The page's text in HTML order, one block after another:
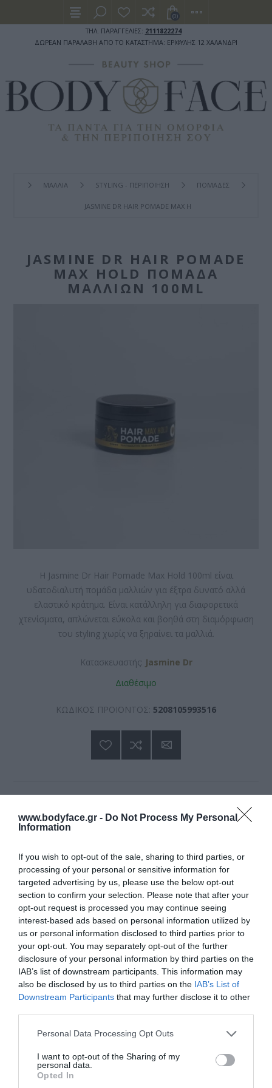
www.bodyface.gr - Do Not Process My Personal
Information
If you wish to opt-out of the sale, sharing to third parties, or
processing of your personal or sensitive information for
targeted advertising by us, please use the below opt-out
section to confirm your selection. Please note that after your
opt-out request is processed you may continue seeing
interest-based ads based on personal information utilized by
us or personal information disclosed to third parties prior to
your opt-out. You may separately opt-out of the further
disclosure of your personal information by third parties on the
IAB’s list of downstream participants. This information may
also be disclosed by us to third parties on the IAB’s List of
Downstream Participants that may further disclose it to other
Please note that this website/app uses one or more Google
not limited to your visit or usage behaviour. You may click to
grant or deny consent to Google and its third-party tags to
use your data for below specified purposes in below Google
Personal Data Processing Opt Outs
I want to opt-out of the Sharing of my
personal data.
Opted In
ΤΗΛ. ΠΑΡΑΓΓΕΛΙΕΣ: 2111822274
ΔΩΡΕΑΝ ΠΑΡΑΛΑΒΗ ΑΠΟ ΤΟ ΚΑΤΑΣΤΗΜΑ: ΕΡΙΦΥΛΗΣ 12 ΧΑΛΑΝΔΡΙ
(0)
ΜΑΛΛΙΑ STYLING - ΠΕΡΙΠΟΙΗΣΗ ΠΟΜΑΔΕΣ
JASMINE DR HAIR POMADE MAX HOLD ΠΟΜΆΔΑ ΜΑΛΛΙΏΝ
JASMINE DR HAIR POMADE
MAX HOLD ΠΟΜΆΔΑ
ΜΑΛΛΙΏΝ 100ML
Η Jasmine Dr Hair Pomade Max Hold 100ml είναι
υδατοδιαλυτή πομάδα μαλλιών για έξτρα δυνατό αλλά
ελαστικό κράτημα. Είναι κατάλληλη για διαφορετικά
χτενίσματα, απλώνεται εύκολα και βοηθά στη διαμόρφωση
του styling χωρίς να ξηραίνει τα μαλλιά.
Κατασκευαστής: Jasmine Dr
Διαθέσιμο
ΚΩΔΙΚΟΣ ΠΡΟΪΟΝΤΟΣ: 5208105993516
Η Jasmine Dr Hair Pomade Max Hold 100ml είναι υδατοδιαλυτή
πομάδα μαλλιών, σχεδιασμένη για χτενίσματα που χρειάζονται έξτρα
δυνατό κράτημα με ελαστικότητα. Μπορεί να χρησιμοποιηθεί για
διαφορετικά στυλ και βοηθά στη διαμόρφωση του επιθυμητού
σχήματος των μαλλιών.
Σύμφωνα με την επίσημη περιγραφή, προσφέρει δυνατό κράτημα που
παραμένει ελαστικό και είναι κατάλληλη και για πιο ατημέλητες,
ελαστικές μπούκλες. Η σύνθεσή της είναι υδατοδιαλυτή και δεν
ξηραίνει τα μαλλιά.
Τρόπος χρήσης